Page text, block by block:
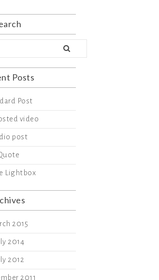
Posts
Post
video
post
Lightbox
2015
2014
2012
2011